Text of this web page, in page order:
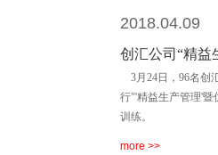
2018.04.09
创汇公司“精
3月24日，96名创
行"'精益生产管理'暨
训练。
more >>